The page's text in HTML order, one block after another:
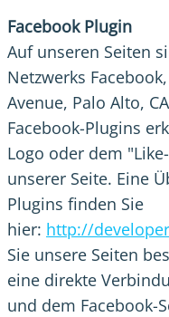
Facebook Plugin
Auf unseren Seiten
Netzwerks
Avenue, Palo Alto,
Facebook-Plugins
Logo oder dem
unserer Seite. Eine
Plugins finden Sie
hier: http://
Sie unsere Seiten
eine direkte
und dem Facebook-